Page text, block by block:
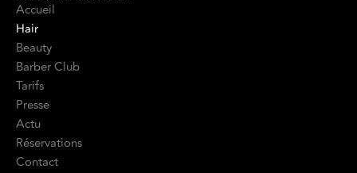
Accueil
Hair
Beauty
Barber Club
Tarifs
Presse
Actu
Réservations
Contact